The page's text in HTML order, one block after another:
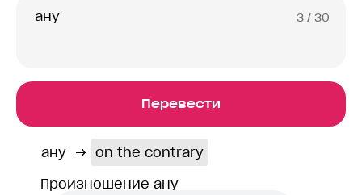
3 / 30
Перевести
ану → on the contrary
Произношение ану